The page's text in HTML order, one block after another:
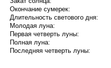
Окончание сумерек:
Длительность светового дня:
Молодая луна:
Первая четверть луны:
Полная луна:
Последняя четверть луны: